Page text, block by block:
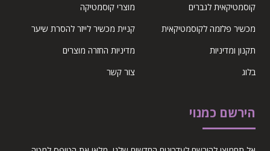
קוסמטיקאית לגברים
מוצרי קוסמטיקה
מכשיר פלזמה לקוסמטיקאית
קניית מכשיר לייזר להסרת שיער
תקנון ומדיניות
מדיניות החזרה מוצרים
בלוג
צור קשר
הירשם כמנוי